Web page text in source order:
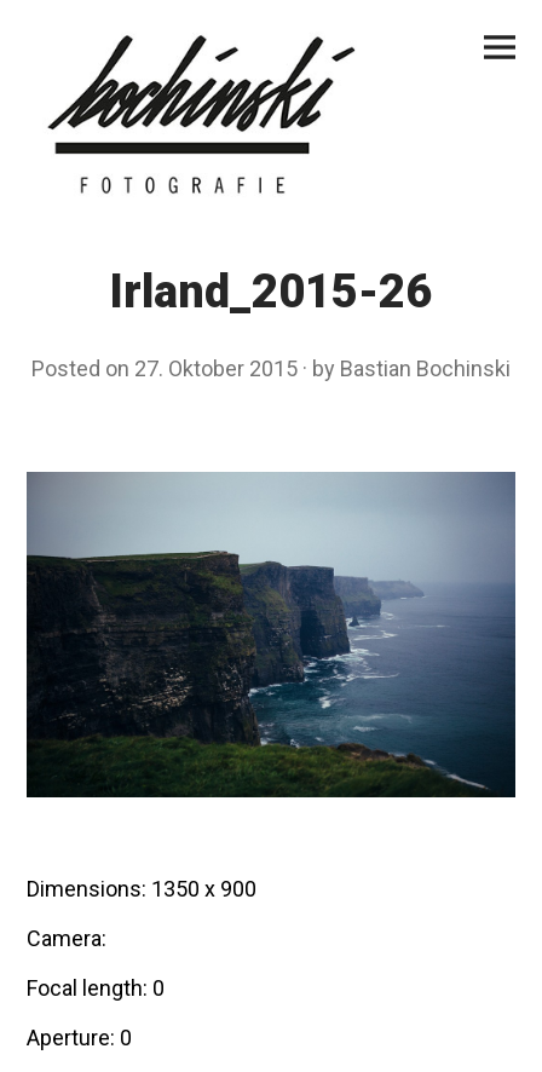
Menu
Irland_2015-26
Posted on 27. Oktober 2015 by Bastian Bochinski
Dimensions: 1350 x 900
Camera:
Focal length: 0
Aperture: 0